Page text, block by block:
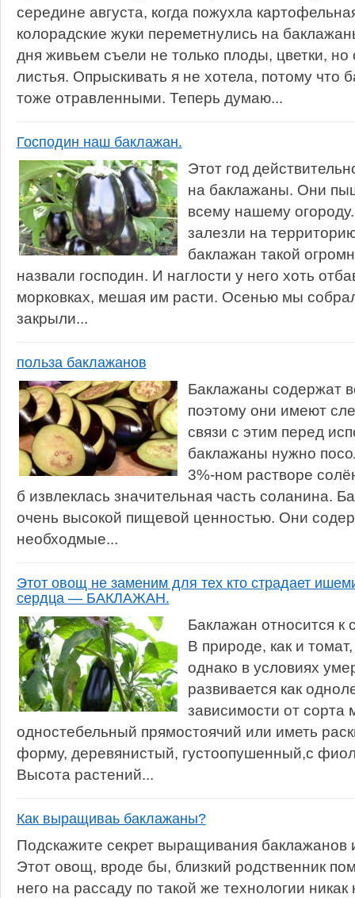
середине августа, когда пожухла
колорадские жуки переметнулись на
дня живьем съели не только плоды, цветки, но
листья. Опрыскивать я не хотела, потому что
тоже отравленными. Теперь думаю...
Господин наш баклажан.
Этот год
на баклажаны. Они
всему нашему
залезли на
баклажан такой
назвали господин. И наглости у него хоть
морковках, мешая им расти. Осенью мы
закрыли...
польза баклажанов
Баклажаны содержат
поэтому они имеют
связи с этим перед
баклажаны нужно
3%-ном растворе
б извлеклась значительная часть соланина.
очень высокой пищевой ценностью. Они
необходмые...
Этот овощ не заменим для тех кто страдает
сердца — БАКЛАЖАН.
Баклажан относится к
В природе, как и
однако в условиях
развивается как
зависимости от сорта
одностебельный прямостоячий или иметь
форму, деревянистый, густоопушенный,с
Высота растений...
Как выращиваь баклажаны?
Подскажите секрет выращивания баклажанов
Этот овощ, вроде бы, близкий родственник
него на рассаду по такой же технологии никак